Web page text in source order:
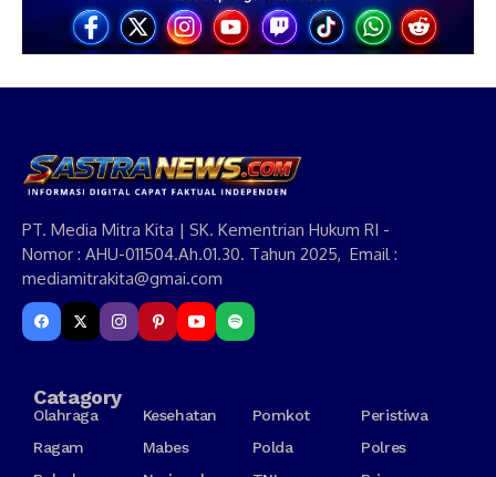
PT. Media Mitra Kita | SK. Kementrian Hukum RI -
Nomor : AHU-011504.Ah.01.30. Tahun 2025, Email :
mediamitrakita@gmai.com
Catagory
Olahraga Kesehatan Pomkot
Peristiwa
Ragam
Mabes Polda
Polres